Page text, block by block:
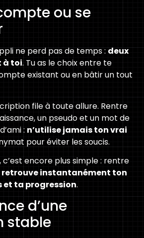
ou se
ne perd pas de temps :deux
à toi. Tu as le choix entre te
existant ou en bâtir un tout
file à toute allure. Rentre
un pseudo et un mot de
: n’utilise jamais ton vrai
pour éviter les soucis.
c’est encore plus simple : rentre
retrouve instantanément ton
ta progression.
d’une
stable